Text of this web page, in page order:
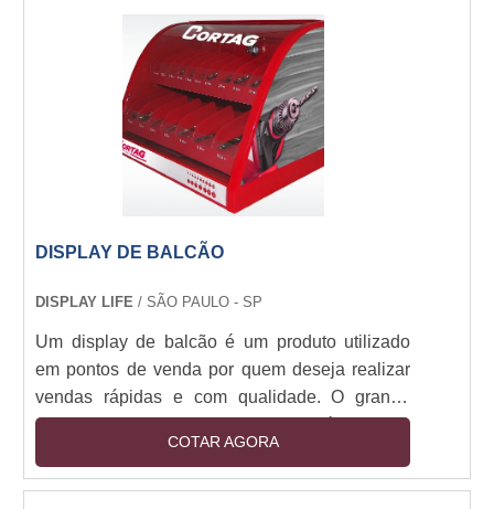
Alta durabilidade, visual impactante, fácil
instalação. Cores vivas, prazo ágil, acabamento
reforçado para maior resistência.
DISPLAY DE BALCÃO
DISPLAY LIFE / SÃO PAULO - SP
Um display de balcão é um produto utilizado
em pontos de venda por quem deseja realizar
vendas rápidas e com qualidade. O grande
diferencial do display como este é que ele
oferece um layout único e diferenciado, e pode
atrair muitos clientes para os pontos de venda.
COTAR AGORA